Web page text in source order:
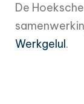
De
Werkgelul.